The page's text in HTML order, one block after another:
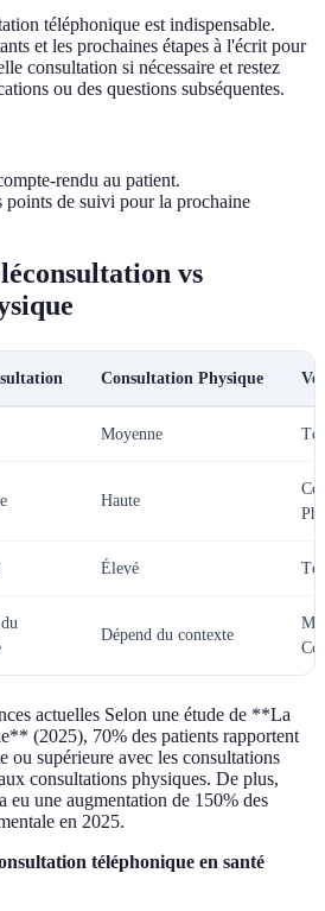
téléphonique est indispensable.
et les prochaines étapes à l'écrit pour
consultation si nécessaire et restez
ou des questions subséquentes.
rendu au patient.
points de suivi pour la prochaine
vs
Consultation Physique
Moyenne
Haute
Élevé
Dépend du contexte
actuelles Selon une étude de **La
(2025), 70% des patients rapportent
ou supérieure avec les consultations
consultations physiques. De plus,
une augmentation de 150% des
en 2025.
téléphonique en santé